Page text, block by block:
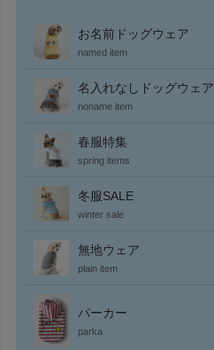
お名前ドッグウェア
named item
名入れなしドッグウェア
noname item
春服特集
spring items
冬服SALE
winter sale
無地ウェア
plain item
パーカー
parka